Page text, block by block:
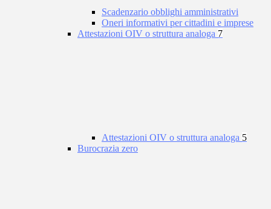
Scadenzario obblighi amministrativi
Oneri informativi per cittadini e imprese
Attestazioni OIV o struttura analoga 7
Attestazioni OIV o struttura analoga 5
Burocrazia zero